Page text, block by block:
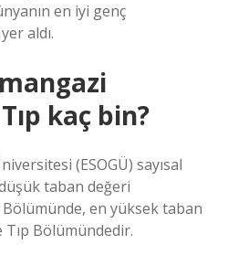
en iyi genç
aldı.
kaç bin?
(ESOGÜ) sayısal
taban değeri
en yüksek taban
Tıp Bölümündedir.